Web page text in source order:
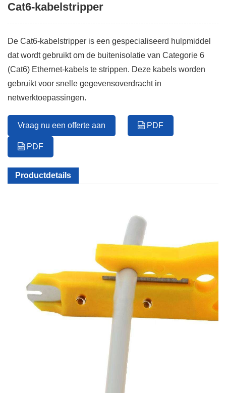
Cat6-kabelstripper
De Cat6-kabelstripper is een gespecialiseerd hulpmiddel
dat wordt gebruikt om de buitenisolatie van Categorie 6
(Cat6) Ethernet-kabels te strippen. Deze kabels worden
gebruikt voor snelle gegevensoverdracht in
netwerktoepassingen.
Vraag nu een offerte aan PDF
PDF
Productdetails